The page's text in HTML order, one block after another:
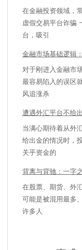
在金融投资领域，
虚假交易平台诈骗
台，吸引
金融市场基础逻辑
对于刚进入金融市
最容易陷入的误区
风追涨杀
遭遇外汇平台不给
当满心期待着从外
给出金的情况时，
关乎资金的
背离与背驰：一字
在股票、期货、外
可能是被混用最多
许多人